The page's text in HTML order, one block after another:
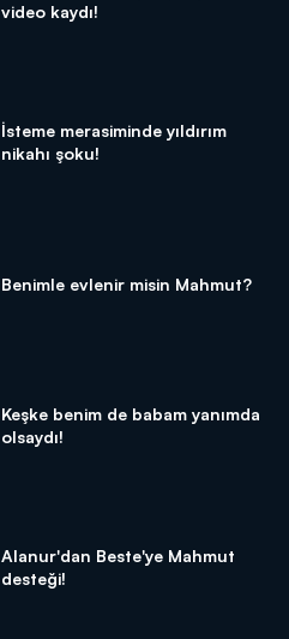
video kaydı!
İsteme merasiminde yıldırım
nikahı şoku!
Benimle evlenir misin Mahmut?
Keşke benim de babam yanımda
olsaydı!
Alanur'dan Beste'ye Mahmut
desteği!